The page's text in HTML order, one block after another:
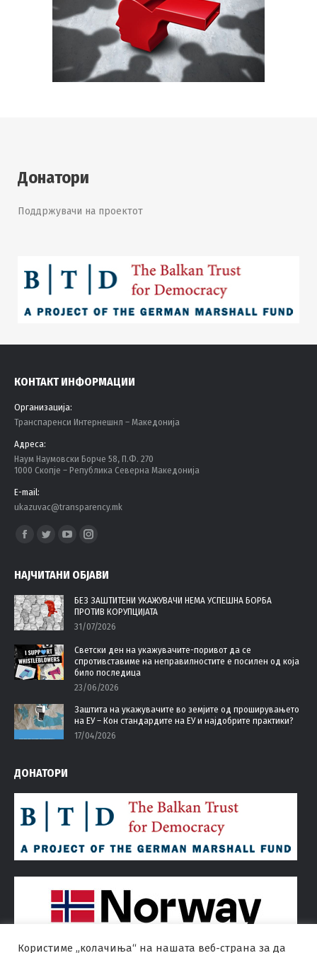
Донатори
Поддржувачи на проектот
КОНТАКТ ИНФОРМАЦИИ
Организација:
Tранспаренси Интернешнл – Македонија
Адреса:
Наум Наумовски Борче 58, П.Ф. 270
1000 Скопје – Република Северна Македонија
E-mail:
ukazuvac@transparency.mk
Find us on:
Facebook
opens
in
new
window
Twitter
opens
in
new
window
YouTube
opens
new
window
Instagram
opens
in
new
window
НАЈЧИТАНИ ОБЈАВИ
БЕЗ ЗАШТИТЕНИ УКАЖУВАЧИ НЕМА УСПЕШНА БОРБА
ПРОТИВ КОРУПЦИЈАТА
31/07/2026
Светски ден на укажувачите-поривот да се
спротивставиме на неправилностите е посилен од која
било последица
23/06/2026
Заштита на укажувачите во земјите од проширувањето
на ЕУ – Кон стандардите на ЕУ и најдобрите практики?
17/04/2026
ДОНАТОРИ
Користиме „колачиња“ на нашата веб-страна за да